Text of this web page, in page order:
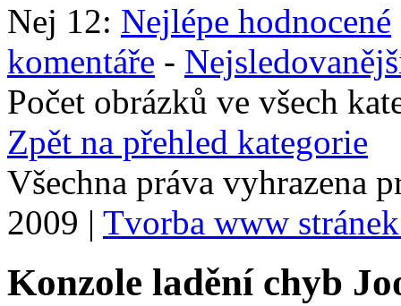
Nej 12: Nejlépe hodnocené
komentáře -
Počet obrázků ve všech
Zpět na přehled kategorie
Všechna práva vyhrazena
2009 | Tvorba www
Konzole ladění chyb